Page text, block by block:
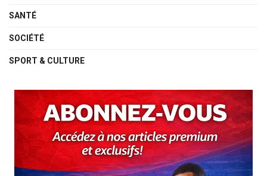
SANTÉ
SOCIÉTÉ
SPORT & CULTURE